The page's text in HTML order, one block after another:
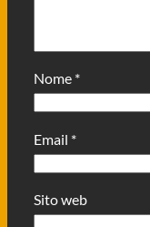
Nome *
Email *
Sito web